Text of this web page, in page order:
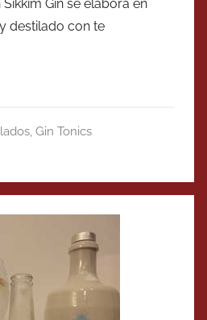
Gin se elabora en
destilado con te
, Gin Tonics